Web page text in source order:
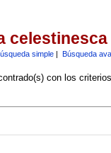
celestinesca
simple| Búsqueda
con los